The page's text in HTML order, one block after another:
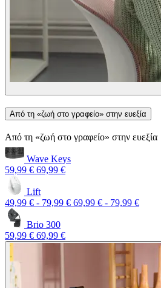
Από τη «ζωή στο γραφείο» στην ευεξία
Από τη «ζωή στο γραφείο» στην ευεξία
Wave Keys
59,99 € 69,99 €
Lift
49,99 € - 79,99 € 69,99 € - 79,99 €
Brio 300
59,99 € 69,99 €